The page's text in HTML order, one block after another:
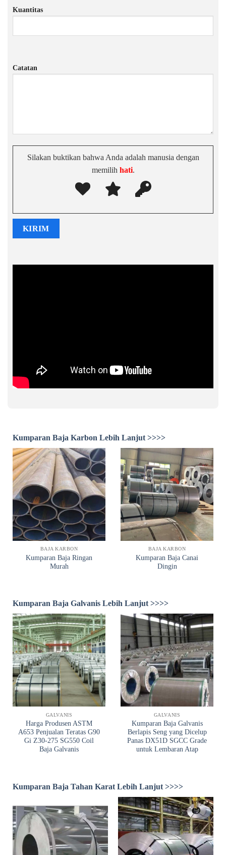
Kuantitas
Catatan
Silakan buktikan bahwa Anda adalah manusia dengan
memilih hati.
Kumparan Baja Karbon Lebih Lanjut >>>>
BAJA KARBON
Kumparan Baja Ringan
Murah
BAJA KARBON
Kumparan Baja Canai
Dingin
Kumparan Baja Galvanis Lebih Lanjut >>>>
GALVANIS
Harga Produsen ASTM
A653 Penjualan Teratas G90
Gi Z30-275 SG550 Coil
Baja Galvanis
GALVANIS
Kumparan Baja Galvanis
Berlapis Seng yang Dicelup
Panas DX51D SGCC Grade
untuk Lembaran Atap
Kumparan Baja Tahan Karat Lebih Lanjut >>>>